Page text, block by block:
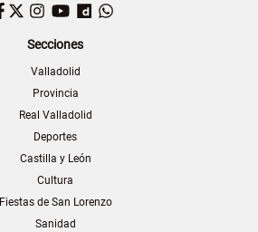
Facebook
TwitterInstagram
YouTubeDailymotion
Secciones
Valladolid
Provincia
Real Valladolid
Deportes
Castilla y León
Cultura
Fiestas de San Lorenzo
Sanidad